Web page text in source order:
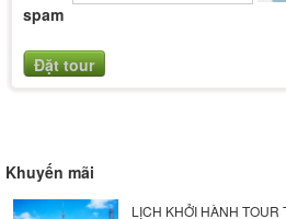
spam
Khuyến mãi
LỊCH KHỞI HÀNH TOUR